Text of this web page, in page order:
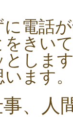
電話
きい
としま
います
、人